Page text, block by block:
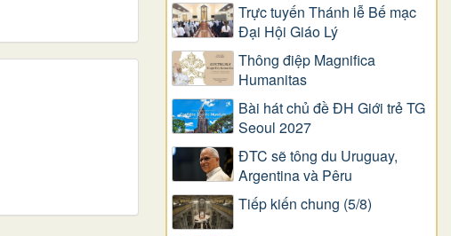
Trực tuyến Thánh lễ Bế mạc
Đại Hội Giáo Lý
Thông điệp Magnifica
Humanitas
Bài hát chủ đề ĐH Giới trẻ TG
Seoul 2027
ĐTC sẽ tông du Uruguay,
Argentina và Pêru
Tiếp kiến chung (5/8)